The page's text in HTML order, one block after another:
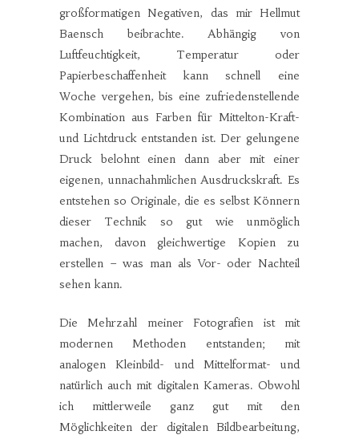
großformatigen Negativen, das mir Hellmut
Baensch beibrachte. Abhängig von
Luftfeuchtigkeit, Temperatur oder
Papierbeschaffenheit kann schnell eine
Woche vergehen, bis eine zufriedenstellende
Kombination aus Farben für Mittelton-Kraft-
und Lichtdruck entstanden ist. Der gelungene
Druck belohnt einen dann aber mit einer
eigenen, unnachahmlichen Ausdruckskraft. Es
entstehen so Originale, die es selbst Könnern
dieser Technik so gut wie unmöglich
machen, davon gleichwertige Kopien zu
erstellen – was man als Vor- oder Nachteil
sehen kann.
Die Mehrzahl meiner Fotografien ist mit
modernen Methoden entstanden; mit
analogen Kleinbild- und Mittelformat- und
natürlich auch mit digitalen Kameras. Obwohl
ich mittlerweile ganz gut mit den
Möglichkeiten der digitalen Bildbearbeitung,